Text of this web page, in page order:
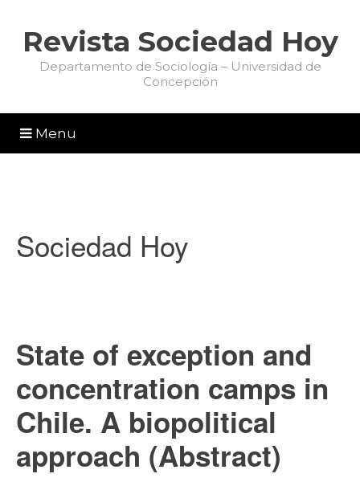
Revista Sociedad Hoy
Departamento de Sociología – Universidad de
Concepción
Menu
Sociedad Hoy
State of exception and
concentration camps in
Chile. A biopolitical
approach (Abstract)